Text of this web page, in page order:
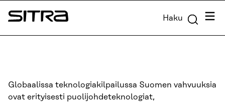
Siirry
suoraan
Sitra Haku
Globaalissa teknologiakilpailussa Suomen vahvuuksia
ovat erityisesti puolijohdeteknologiat,